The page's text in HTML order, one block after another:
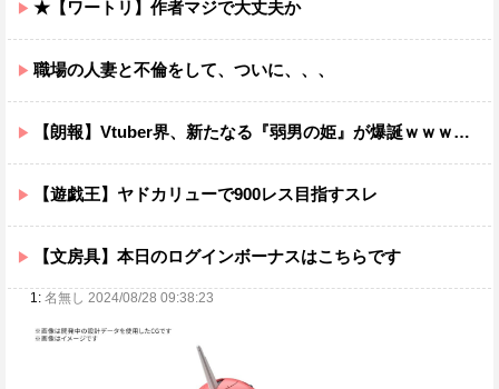
★【ワートリ】作者マジで大丈夫か
職場の人妻と不倫をして、ついに、、、
【朗報】Vtuber界、新たなる『弱男の姫』が爆誕ｗｗｗｗｗｗｗｗｗｗｗ
【遊戯王】ヤドカリューで900レス目指すスレ
【文房具】本日のログインボーナスはこちらです
1: 名無し 2024/08/28 09:38:23